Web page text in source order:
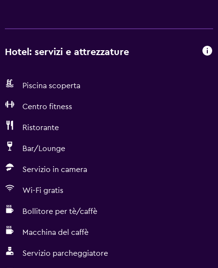
Hotel: servizi e attrezzature
Piscina scoperta
Centro fitness
Ristorante
Bar/Lounge
Servizio in camera
Wi-Fi gratis
Bollitore per tè/caffè
Macchina del caffè
Servizio parcheggiatore